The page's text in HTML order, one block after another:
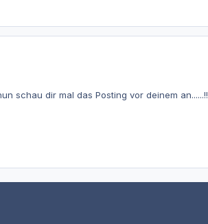
schau dir mal das Posting vor deinem an......!!